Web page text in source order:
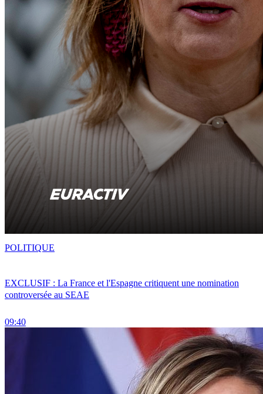
EXCLUSIF : La France et l'Espagne critiquent une nomination
controversée au SEAE
09:40
POLITIQUE